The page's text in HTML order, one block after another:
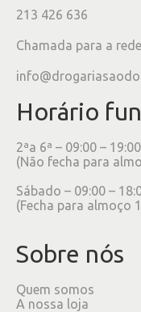
213 426 636
Chamada para a
Horário
2ªa 6ª – 09:00 – 19:00
(Não fecha para
Sábado – 09:00 –
(Fecha para almoço
Sobre nós
Quem somos
A nossa loja